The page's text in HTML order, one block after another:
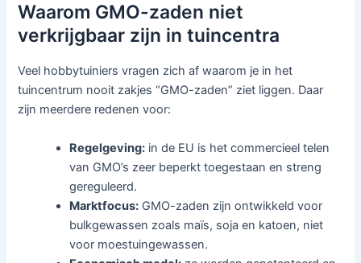
Waarom GMO-zaden niet
verkrijgbaar zijn in tuincentra
Veel hobbytuiniers vragen zich af waarom je in het
tuincentrum nooit zakjes “GMO-zaden” ziet liggen. Daar
zijn meerdere redenen voor:
Regelgeving: in de EU is het commercieel telen
van GMO’s zeer beperkt toegestaan en streng
gereguleerd.
Marktfocus: GMO-zaden zijn ontwikkeld voor
bulkgewassen zoals maïs, soja en katoen, niet
voor moestuingewassen.